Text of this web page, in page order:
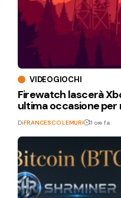
VIDEOGIOCHI
Firewatch lascerà
ultima occasione
DiFRANCESCO LEMURI 11 ore fa